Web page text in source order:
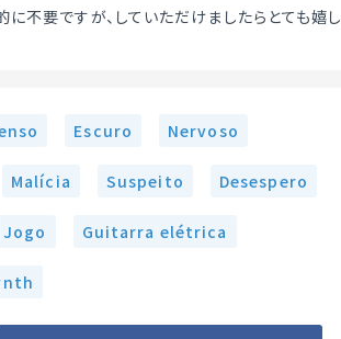
不要ですが、していただけましたらとても嬉し
Escuro Nervoso
Malícia Suspeito Desespero
Jogo Guitarra elétrica